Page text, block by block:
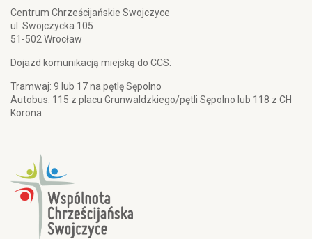
Centrum Chrześcijańskie Swojczyce
ul. Swojczycka 105
51-502 Wrocław
Dojazd komunikacją miejską do CCS:
Tramwaj: 9 lub 17 na pętlę Sępolno
Autobus: 115 z placu Grunwaldzkiego/pętli Sępolno lub 118 z CH
Korona